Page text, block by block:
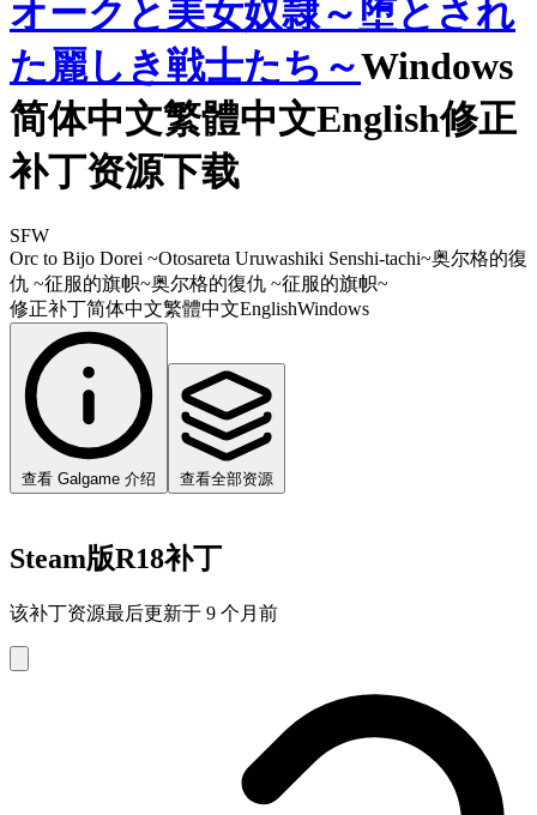
オークと美女奴隷～堕とされ
た麗しき戦士たち～Windows
简体中文繁體中文English修正
补丁资源下载
SFW
Orc to Bijo Dorei ~Otosareta Uruwashiki Senshi-tachi~奥尔格的復
仇 ~征服的旗帜~奥尔格的復仇 ~征服的旗帜~
修正补丁简体中文繁體中文EnglishWindows
查看 Galgame 介绍 查看全部资源
Steam版R18补丁
该补丁资源最后更新于 9 个月前